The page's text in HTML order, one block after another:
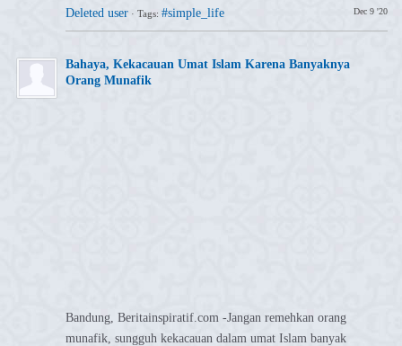
Deleted user Dec 9 '20
· Tags: #simple_life
⁣Bahaya, Kekacauan Umat Islam Karena Banyaknya
Orang Munafik
Bandung, Beritainspiratif.com -Jangan remehkan orang
munafik, sungguh kekacauan dalam umat Islam banyak